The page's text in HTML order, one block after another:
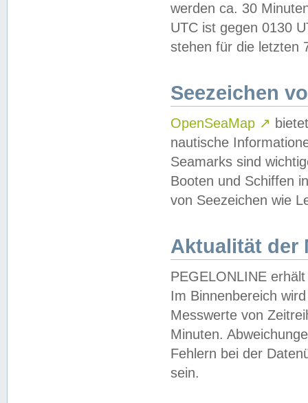
werden ca. 30
UTC ist gegen 0130
stehen für die letzten
Seezeichen
OpenSeaMap ↗
nautische
Seamarks sind
Booten und Schiffen
von Seezeichen wie
Aktualität der
PEGELONLINE
Im Binnenbereich
Messwerte von
Minuten.
Fehlern bei der
sein.